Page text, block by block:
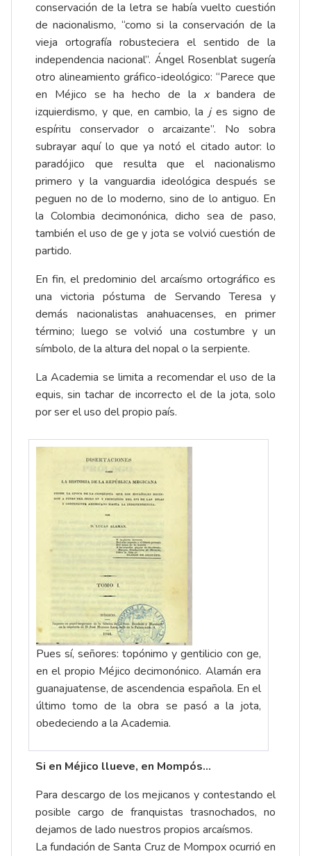
conservación de la letra se había vuelto cuestión
de nacionalismo, “como si la conservación de la
vieja ortografía robusteciera el sentido de la
independencia nacional”. Ángel Rosenblat sugería
otro alineamiento gráfico-ideológico: “Parece que
en Méjico se ha hecho de la xbandera de
izquierdismo, y que, en cambio, la jes signo de
espíritu conservador o arcaizante”. No sobra
subrayar aquí lo que ya notó el citado autor: lo
paradójico que resulta que el nacionalismo
primero y la vanguardia ideológica después se
peguen no de lo moderno, sino de lo antiguo. En
la Colombia decimonónica, dicho sea de paso,
también el uso de ge y jota se volvió cuestión de
partido.
En fin, el predominio del arcaísmo ortográfico es
una victoria póstuma de Servando Teresa y
demás nacionalistas anahuacenses, en primer
término; luego se volvió una costumbre y un
símbolo, de la altura del nopal o la serpiente.
La Academia se limita a recomendar el uso de la
equis, sin tachar de incorrecto el de la jota, solo
por ser el uso del propio país.
Pues sí, señores: topónimo y gentilicio con ge,
en el propio Méjico decimonónico. Alamán era
guanajuatense, de ascendencia española. En el
último tomo de la obra se pasó a la jota,
obedeciendo a la Academia.
Si en Méjico llueve, en Mompós…
Para descargo de los mejicanos y contestando el
posible cargo de franquistas trasnochados, no
dejamos de lado nuestros propios arcaísmos.
La fundación de Santa Cruz de Mompox ocurrió en